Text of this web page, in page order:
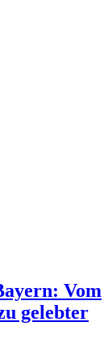
Vom
gelebter